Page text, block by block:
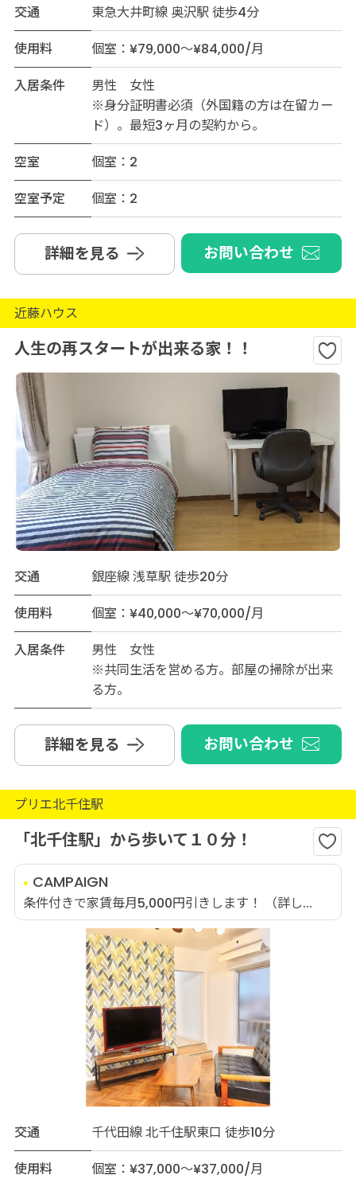
交通
東急大井町線 奥沢駅 徒歩4分
使用料
個室：¥79,000～¥84,000/月
入居条件
男性 女性
※身分証明書必須（外国籍の方は在留カー
ド）。最短3ヶ月の契約から。
空室
個室：2
空室予定
個室：2
詳細を見る お問い合わせ
近藤ハウス
人生の再スタートが出来る家！！
交通
銀座線 浅草駅 徒歩20分
使用料
個室：¥40,000～¥70,000/月
入居条件
男性 女性
※共同生活を営める方。部屋の掃除が出来
る方。
詳細を見る お問い合わせ
プリエ北千住駅
「北千住駅」から歩いて１０分！
CAMPAIGN
条件付きで家賃毎月5,000円引きします！ （詳し...
交通
千代田線 北千住駅東口 徒歩10分
使用料
個室：¥37,000～¥37,000/月